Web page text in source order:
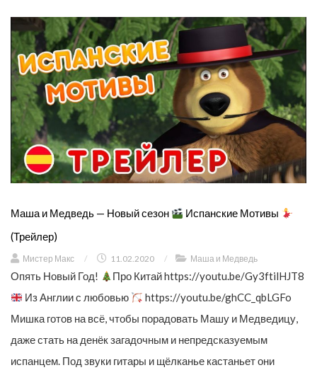
Маша и Медведь — Новый сезон
Испанские Мотивы
(Трейлер)
Мистер Макс / 11.02.2020 / Маша и Медведь
Опять Новый Год!
Про Китай https://youtu.be/Gy3ftilHJT8
Из Англии с любовью
https://youtu.be/ghCC_qbLGFo
Мишка готов на всё, чтобы порадовать Машу и Медведицу,
даже стать на денёк загадочным и непредсказуемым
испанцем. Под звуки гитары и щёлканье кастаньет они